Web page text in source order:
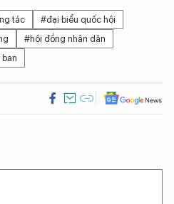
tác
#đại biểu quốc hội
#hội đồng nhân dân